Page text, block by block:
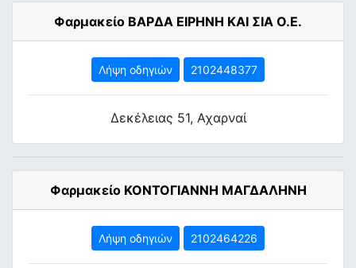
Φαρμακείο ΒΑΡΔΑ ΕΙΡΗΝΗ ΚΑΙ ΣΙΑ Ο.Ε.
Λήψη οδηγιών 2102448377
Δεκέλειας 51, Αχαρναί
Φαρμακείο ΚΟΝΤΟΓΙΑΝΝΗ ΜΑΓΔΑΛΗΝΗ
Λήψη οδηγιών 2102464226